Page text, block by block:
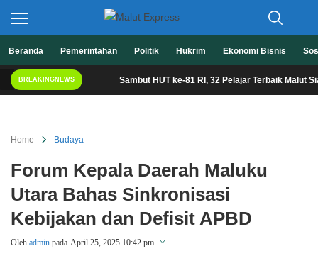
Malut Express
Beranda Pemerintahan Politik Hukrim Ekonomi Bisnis
BREAKINGNEWS Sambut HUT ke-81 RI, 32 Pelajar Terbaik Malut
Home Budaya
Forum Kepala Daerah Maluku
Utara Bahas Sinkronisasi
Kebijakan dan Defisit APBD
Oleh admin pada April 25, 2025 10:42 pm